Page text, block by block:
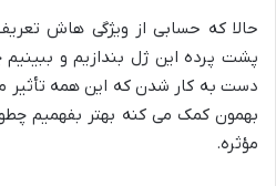
حالا که حسابی از ویژگی هاش
پشت پرده این ژل بندازیم و
دست به کار شدن که این همه تأثیر
بهمون کمک می کنه بهتر بفهمیم
مؤثره.